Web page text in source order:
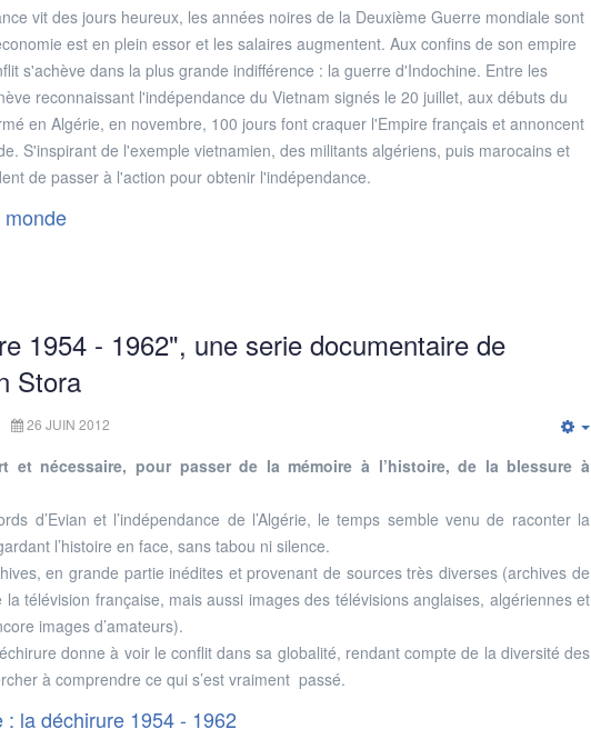
vit des jours heureux, les années noires de la Deuxième Guerre mondiale sont
est en plein essor et les salaires augmentent. Aux confins de son empire
s'achève dans la plus grande indifférence : la guerre d'Indochine. Entre les
reconnaissant l'indépendance du Vietnam signés le 20 juillet, aux débuts du
en Algérie, en novembre, 100 jours font craquer l'Empire français et annoncent
S'inspirant de l'exemple vietnamien, des militants algériens, puis marocains et
de passer à l'action pour obtenir l'indépendance.
monde
1954 - 1962", une serie documentaire de
Stora
26 JUIN 2012
et nécessaire, pour passer de la mémoire à l’histoire, de la blessure à
d’Evian et l’indépendance de l’Algérie, le temps semble venu de raconter la
l’histoire en face, sans tabou ni silence.
en grande partie inédites et provenant de sources très diverses (archives de
la télévision française, mais aussi images des télévisions anglaises, algériennes et
images d’amateurs).
donne à voir le conflit dans sa globalité, rendant compte de la diversité des
à comprendre ce qui s’est vraiment passé.
la déchirure 1954 - 1962